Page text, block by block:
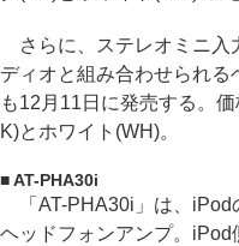
さらに、ステレオミニ入
ディオと組み合わせられる
も12月11日に発売する。
K)とホワイト(WH)。
■ AT-PHA30i
「AT-PHA30i」は、iPod
ヘッドフォンアンプ。iPod